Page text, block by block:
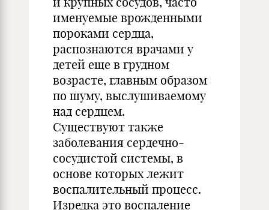
именуемые врожденными
пороками сердца,
распознаются врачами у
детей еще в грудном
возрасте, главным образом
по шуму, выслушиваемому
над сердцем.
Существуют также
заболевания сердечно-
сосудистой системы, в
основе которых лежит
воспалительный процесс.
Изредка это воспаление